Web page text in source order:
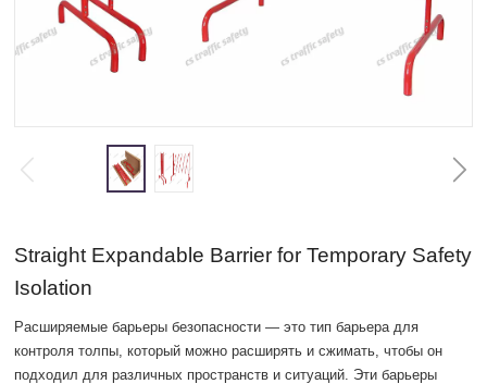
Straight Expandable Barrier for Temporary Safety
Isolation
Расширяемые барьеры безопасности — это тип барьера для
контроля толпы, который можно расширять и сжимать, чтобы он
подходил для различных пространств и ситуаций. Эти барьеры